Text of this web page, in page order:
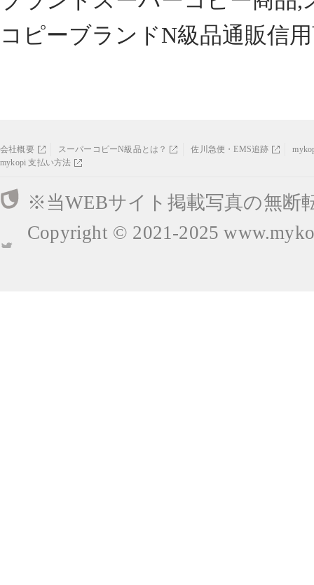
コピーブランドN級品通販信
会社概要 スーパーコピーN級品とは？ 佐川急便・EMS追跡
mykopi 支払い方法
※当WEBサイト掲載写真の無断
Copyright © 2021-2025